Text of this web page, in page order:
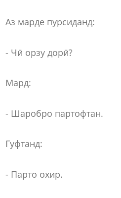
Аз марде пурсиданд:
- Чӣ орзу дорӣ?
Мард:
- Шаробро партофтан.
Гуфтанд:
- Парто охир.